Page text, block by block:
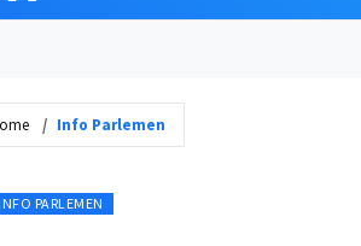
Info Parlemen
INFO PARLEMEN